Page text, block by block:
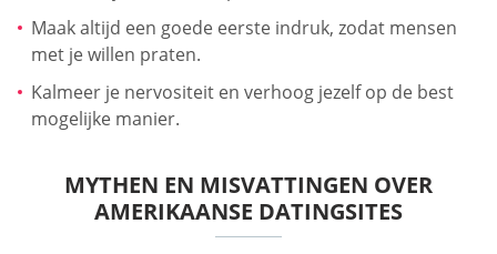
Maak altijd een goede eerste indruk, zodat mensen
met je willen praten.
Kalmeer je nervositeit en verhoog jezelf op de best
mogelijke manier.
MYTHEN EN MISVATTINGEN OVER
AMERIKAANSE DATINGSITES